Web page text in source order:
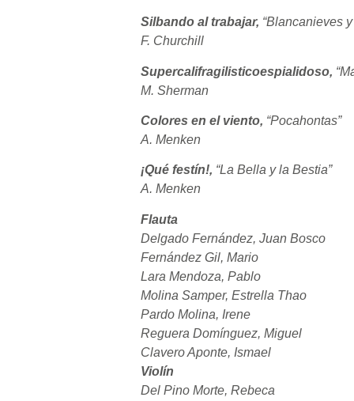
Silbando al trabajar, “Blancanieves
F. Churchill
Supercalifragilisticoespialidoso,
M. Sherman
Colores en el viento, “Pocahontas”
A. Menken
¡Qué festín!, “La Bella y la Bestia”
A. Menken
Flauta
Delgado Fernández, Juan Bosco
Fernández Gil, Mario
Lara Mendoza, Pablo
Molina Samper, Estrella Thao
Pardo Molina, Irene
Reguera Domínguez, Miguel
Clavero Aponte, Ismael
Violín
Del Pino Morte, Rebeca